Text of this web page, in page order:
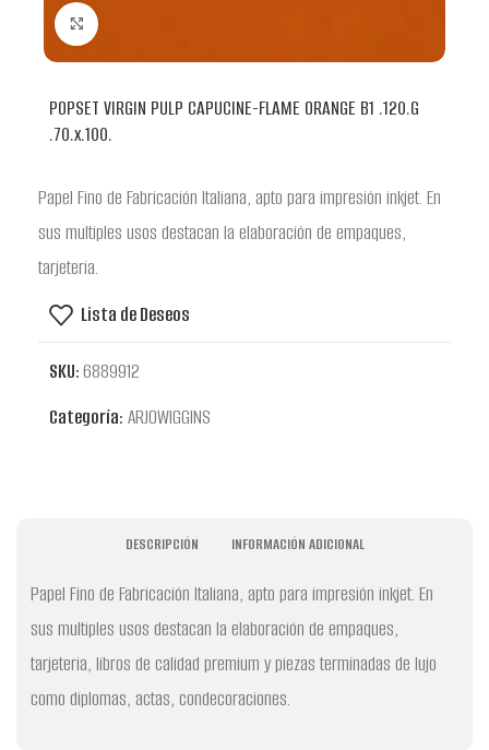
POPSET VIRGIN PULP CAPUCINE-FLAME ORANGE B1 .120.G
.70.x.100.
Papel Fino de Fabricación Italiana, apto para impresión inkjet. En
sus multiples usos destacan la elaboración de empaques,
tarjeteria.
Lista de Deseos
SKU:6889912
Categoría: ARJOWIGGINS
DESCRIPCIÓN INFORMACIÓN ADICIONAL
Papel Fino de Fabricación Italiana, apto para impresión inkjet. En
sus multiples usos destacan la elaboración de empaques,
tarjeteria, libros de calidad premium y piezas terminadas de lujo
como diplomas, actas, condecoraciones.